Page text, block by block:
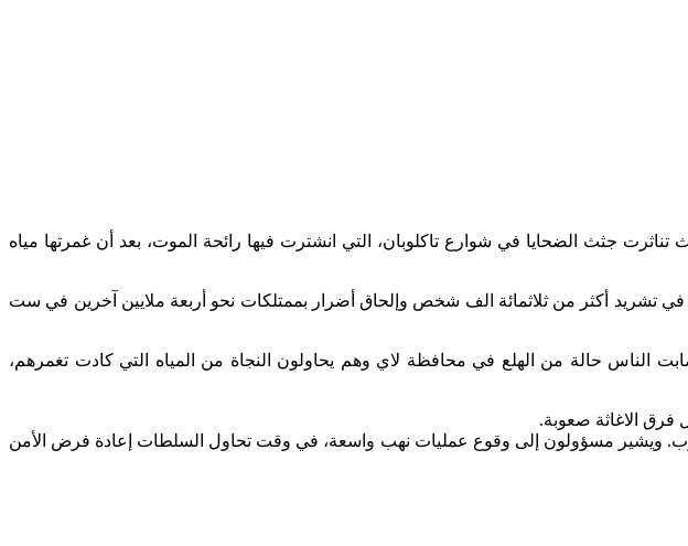
تشريد أكثر من ثلاثمائة الف شخص وإلحاق أضرار بممتلكات نحو أربعة ملايين آخرين في ست
الناس حالة من الهلع في محافظة لاي وهم يحاولون النجاة من المياه التي كادت تغمرهم،
فرق الاغاثة صعوبة.
ويشير مسؤولون إلى وقوع عمليات نهب واسعة، في وقت تحاول السلطات إعادة فرض الأمن